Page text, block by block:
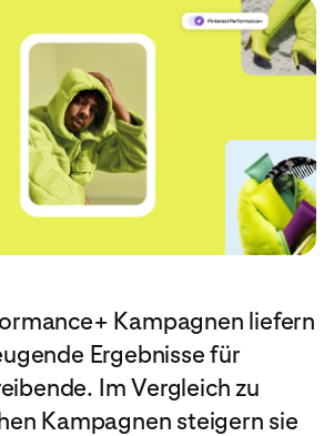
Kampagnen liefern
Ergebnisse für
Im Vergleich zu
Kampagnen steigern sie